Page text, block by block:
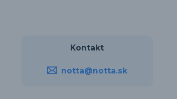
Kontakt
notta@notta.sk